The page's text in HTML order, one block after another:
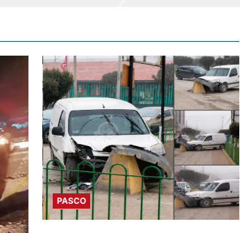
PASCO